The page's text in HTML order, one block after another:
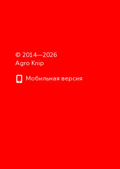
© 2014—2026
Agro Knip
Мобильная версия